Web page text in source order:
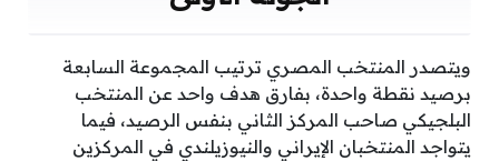
ويتصدر المنتخب المصري ترتيب المجموعة السابعة
برصيد نقطة واحدة، بفارق هدف واحد عن المنتخب
البلجيكي صاحب المركز الثاني بنفس الرصيد، فيما
يتواجد المنتخبان الإيراني والنيوزيلندي في المركزين